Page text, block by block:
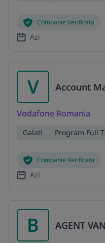
Companie Verificata
Azi
V Account
Vodafone Romania
Galati Program Full
Companie Verificata
Azi
B AGENT